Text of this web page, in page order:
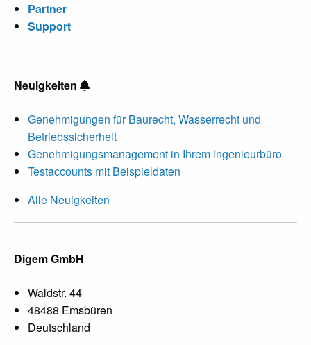
Partner
Support
Neuigkeiten
Genehmigungen für Baurecht, Wasserrecht und
Betriebssicherheit
Genehmigungsmanagement in Ihrem Ingenieurbüro
Testaccounts mit Beispieldaten
Alle Neuigkeiten
Digem GmbH
Waldstr. 44
48488 Emsbüren
Deutschland